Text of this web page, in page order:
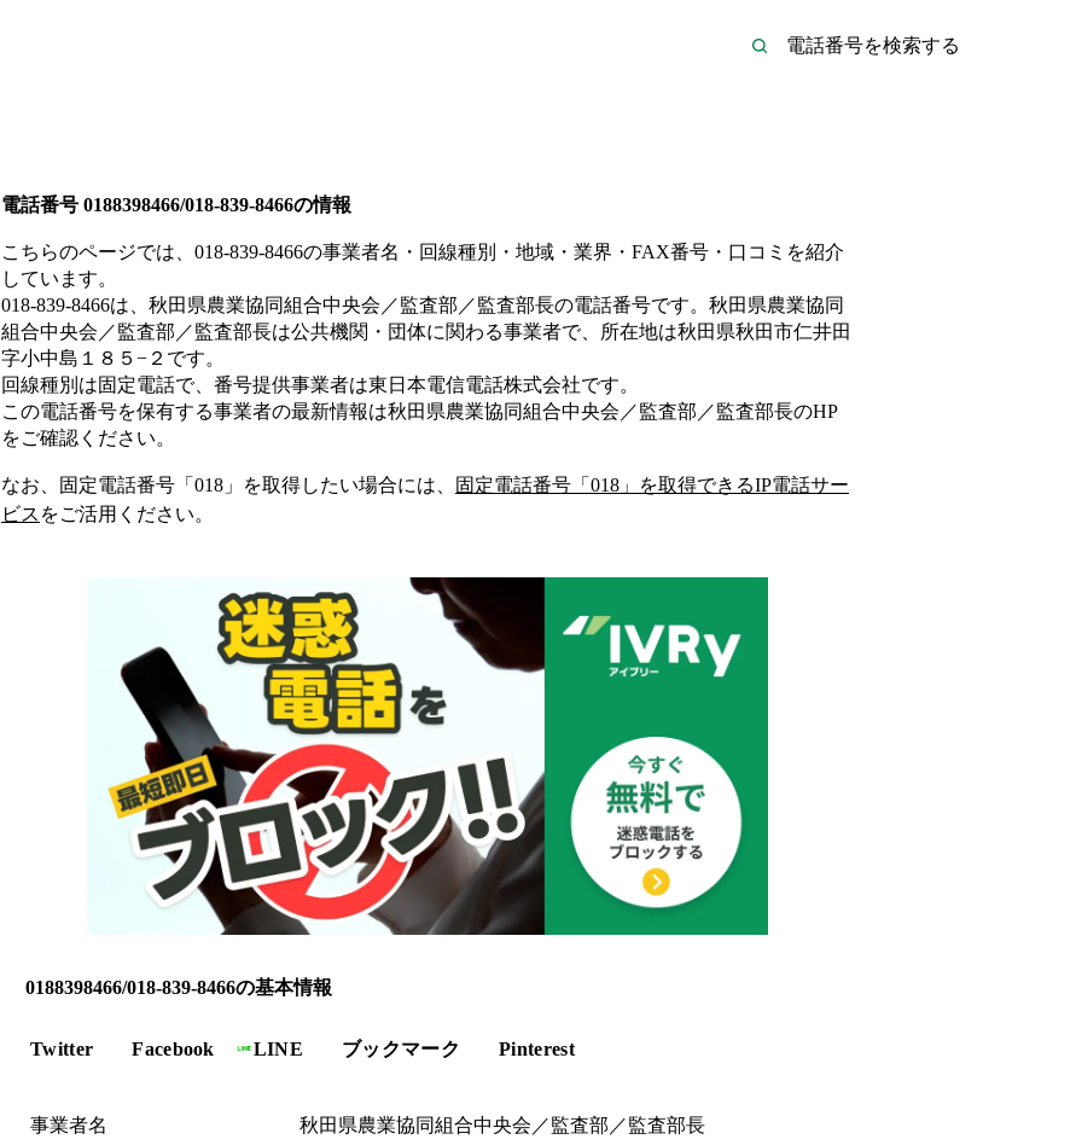
電話番号 0188398466/018-839-8466の情報
こちらのページでは、 018-839-8466の事業者名・回線種別・地域・業界・FAX番号・口コミを紹介
しています。
018-839-8466は、 秋田県農業協同組合中央会／監査部／監査部長の電話番号です。 秋田県農業協同
組合中央会／監査部／監査部長は公共機関・団体に関わる事業者で、所在地は秋田県秋田市仁井田
字小中島１８５−２ です。
回線種別は固定電話で、番号提供事業者は東日本電信電話株式会社です。
この電話番号を保有する事業者の最新情報は秋田県農業協同組合中央会／監査部／監査部長のHP
をご確認ください。
なお、固定電話番号「 018 」を取得したい場合には、 固定電話番号「 018 」を取得できるIP電話サー
ビス をご活用ください。
0188398466/018-839-8466の基本情報
Twitter Facebook LINE ブックマーク Pinterest
事業者名 秋田県農業協同組合中央会／監査部／監査部長